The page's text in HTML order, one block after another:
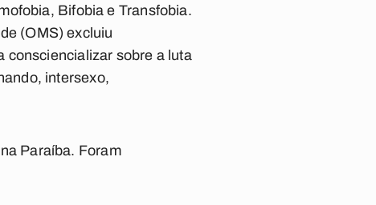
Bifobia e Transfobia.
(OMS) excluiu
consciencializar sobre a luta
intersexo,
Paraíba. Foram